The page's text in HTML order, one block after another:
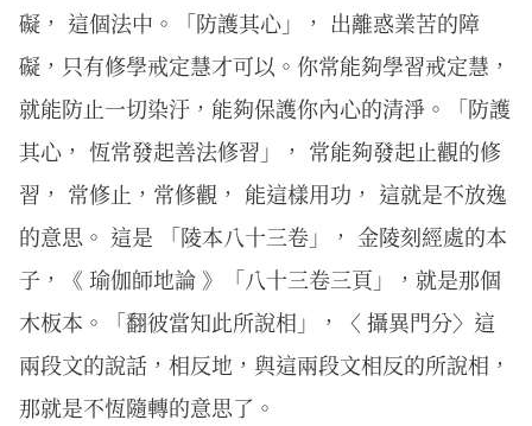
礙， 這個法中。「防護其心」， 出離惑業苦的障
礙，只有修學戒定慧才可以。你常能夠學習戒定慧，
就能防止一切染汙，能夠保護你內心的清淨。「防護
其心， 恆常發起善法修習」， 常能夠發起止觀的修
習， 常修止，常修觀， 能這樣用功， 這就是不放逸
的意思。 這是 「陵本八十三卷」， 金陵刻經處的本
子，《 瑜伽師地論 》「八十三卷三頁」，就是那個
木板本。「翻彼當知此所說相」，〈 攝異門分〉這
兩段文的說話，相反地，與這兩段文相反的所說相，
那就是不恆隨轉的意思了。